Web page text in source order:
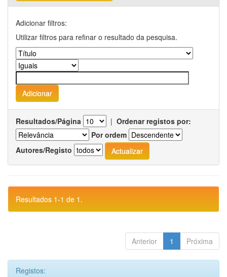
Adicionar filtros:
Utilizar filtros para refinar o resultado da pesquisa.
Resultados/Página | Ordenar registos por:
Por ordem
Autores/Registo
Resultados 1-1 de 1.
Anterior 1 Próxima
Registos: